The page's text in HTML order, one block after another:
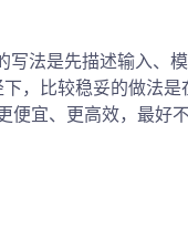
法是先描述输入、
，比较稳妥的做法
便宜、更高效，最好